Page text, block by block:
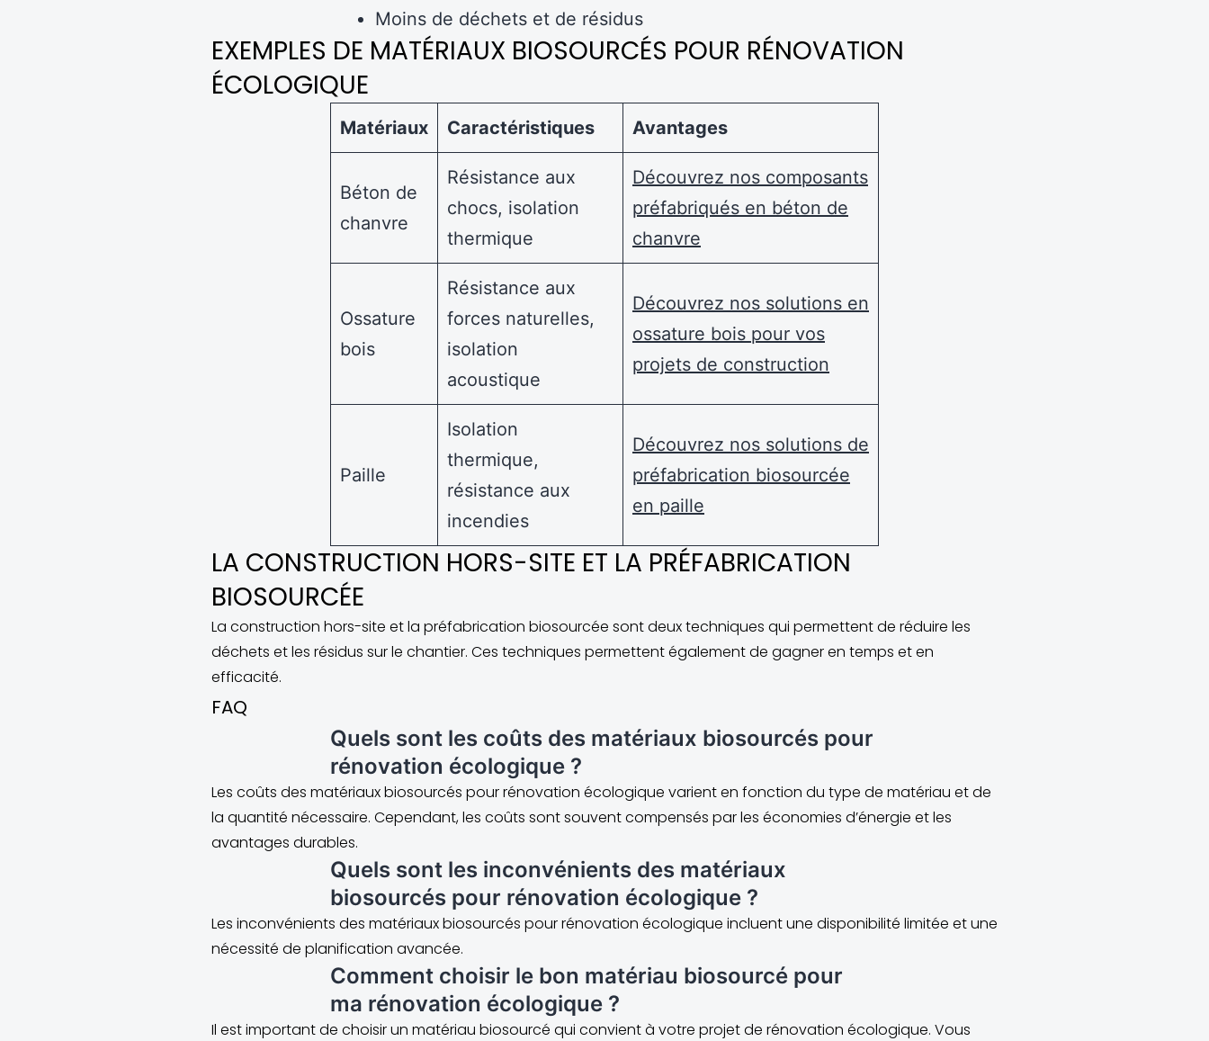
Moins de déchets et de résidus
EXEMPLES DE MATÉRIAUX BIOSOURCÉS POUR RÉNOVATION
ÉCOLOGIQUE
Matériaux Caractéristiques Avantages
Béton de
chanvre
Résistance aux
chocs, isolation
thermique
Découvrez nos composants
préfabriqués en béton de
chanvre
Ossature
bois
Résistance aux
forces naturelles,
isolation
acoustique
Découvrez nos solutions en
ossature bois pour vos
projets de construction
Paille
Isolation
thermique,
résistance aux
incendies
Découvrez nos solutions de
préfabrication biosourcée
en paille
LA CONSTRUCTION HORS-SITE ET LA PRÉFABRICATION
BIOSOURCÉE
La construction hors-site et la préfabrication biosourcée sont deux techniques qui permettent de réduire les
déchets et les résidus sur le chantier. Ces techniques permettent également de gagner en temps et en
efficacité.
FAQ
Quels sont les coûts des matériaux biosourcés pour
rénovation écologique ?
Les coûts des matériaux biosourcés pour rénovation écologique varient en fonction du type de matériau et de
la quantité nécessaire. Cependant, les coûts sont souvent compensés par les économies d’énergie et les
avantages durables.
Quels sont les inconvénients des matériaux
biosourcés pour rénovation écologique ?
Les inconvénients des matériaux biosourcés pour rénovation écologique incluent une disponibilité limitée et une
nécessité de planification avancée.
Comment choisir le bon matériau biosourcé pour
ma rénovation écologique ?
Il est important de choisir un matériau biosourcé qui convient à votre projet de rénovation écologique. Vous